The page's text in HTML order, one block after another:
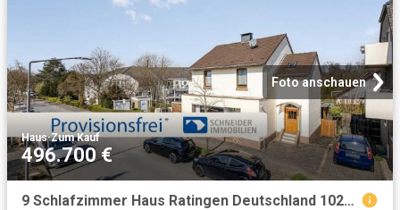
Foto anschauen
Haus·Zum Kauf
496.700 €
9 Schlafzimmer Haus Ratingen Deutschland 102523212